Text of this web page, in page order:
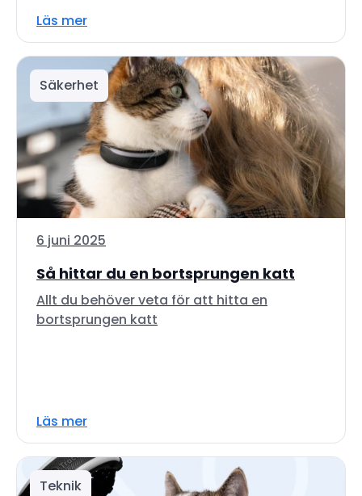
Läs mer
Säkerhet
6 juni 2025
Så hittar du en bortsprungen katt
Allt du behöver veta för att hitta en
bortsprungen katt
Läs mer
Teknik